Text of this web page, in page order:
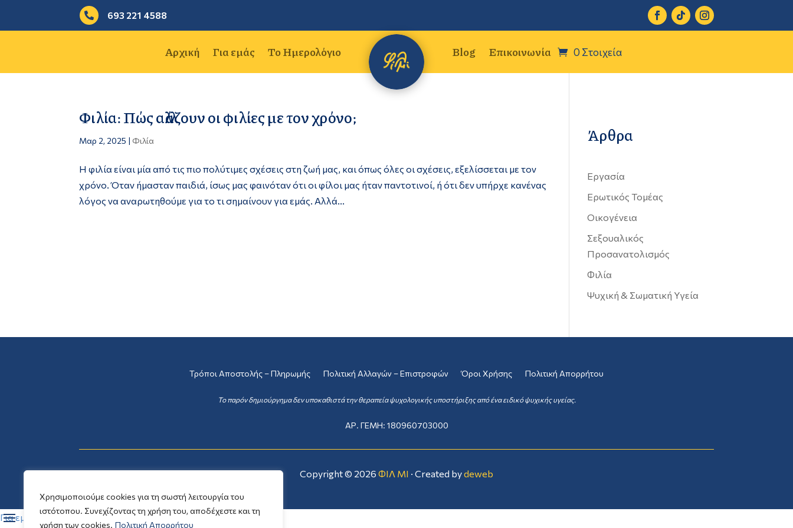
Χρησιμοποιούμε cookies για τη σωστή λειτουργία του
ιστότοπου. Συνεχίζοντας τη χρήση του, αποδέχεστε και τη
χρήση των cookies. Πολιτική Απορρήτου
 693 221 4588
Αρχική Για εμάς Το Ημερολόγιο Blog Επικοινωνία 0 Στοιχεία
Φιλία: Πώς αλλάζουν οι φιλίες με τον χρόνο;
Μαρ 2, 2025 | Φιλία
Η φιλία είναι μία από τις πιο πολύτιμες σχέσεις στη ζωή μας, και όπως όλες οι σχέσεις, εξελίσσεται με τον
χρόνο. Όταν ήμασταν παιδιά, ίσως μας φαινόταν ότι οι φίλοι μας ήταν παντοτινοί, ή ότι δεν υπήρχε κανένας
λόγος να αναρωτηθούμε για το τι σημαίνουν για εμάς. Αλλά...
Άρθρα
Εργασία
Ερωτικός Τομέας
Οικογένεια
Σεξουαλικός
Προσανατολισμός
Φιλία
Ψυχική & Σωματική Υγεία
Τρόποι Αποστολής – Πληρωμής Πολιτική Αλλαγών – Επιστροφών Όροι Χρήσης Πολιτική Απορρήτου
Το παρόν δημιούργημα δεν υποκαθιστά την θεραπεία ψυχολογικής υποστήριξης από ένα ειδικό ψυχικής υγείας.
ΑΡ. ΓΕΜΗ: 180960703000
Copyright © 2026 ΦΙΛ ΜΙ · Created bydeweb
Για εμάς